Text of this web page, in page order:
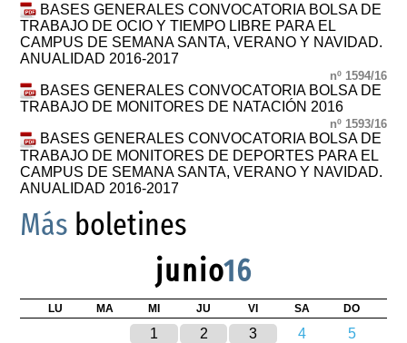
BASES GENERALES CONVOCATORIA BOLSA DE
TRABAJO DE OCIO Y TIEMPO LIBRE PARA EL
CAMPUS DE SEMANA SANTA, VERANO Y NAVIDAD.
ANUALIDAD 2016-2017
nº 1594/16
BASES GENERALES CONVOCATORIA BOLSA DE
TRABAJO DE MONITORES DE NATACIÓN 2016
nº 1593/16
BASES GENERALES CONVOCATORIA BOLSA DE
TRABAJO DE MONITORES DE DEPORTES PARA EL
CAMPUS DE SEMANA SANTA, VERANO Y NAVIDAD.
ANUALIDAD 2016-2017
Más boletines
junio16
LU MA MI JU VI SA DO
1 2 3 4
5